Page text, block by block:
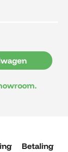
Betaling